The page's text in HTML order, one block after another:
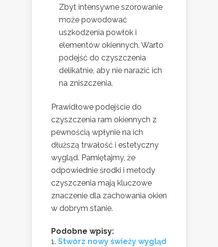
Zbyt intensywne szorowanie
może powodować
uszkodzenia powłok i
elementów okiennych. Warto
podejść do czyszczenia
delikatnie, aby nie narazić ich
na zniszczenia.
Prawidłowe podejście do
czyszczenia ram okiennych z
pewnością wpłynie na ich
dłuższą trwałość i estetyczny
wygląd. Pamiętajmy, że
odpowiednie środki i metody
czyszczenia mają kluczowe
znaczenie dla zachowania okien
w dobrym stanie.
Podobne wpisy:
Stwórz nowy świeży wygląd